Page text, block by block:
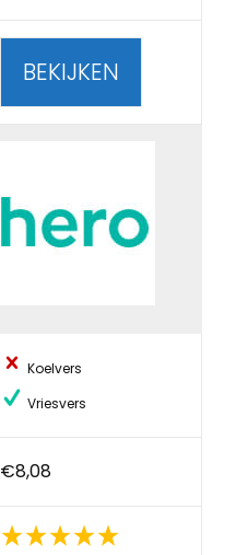
BEKIJKEN
Koelvers
Vriesvers
€8,08